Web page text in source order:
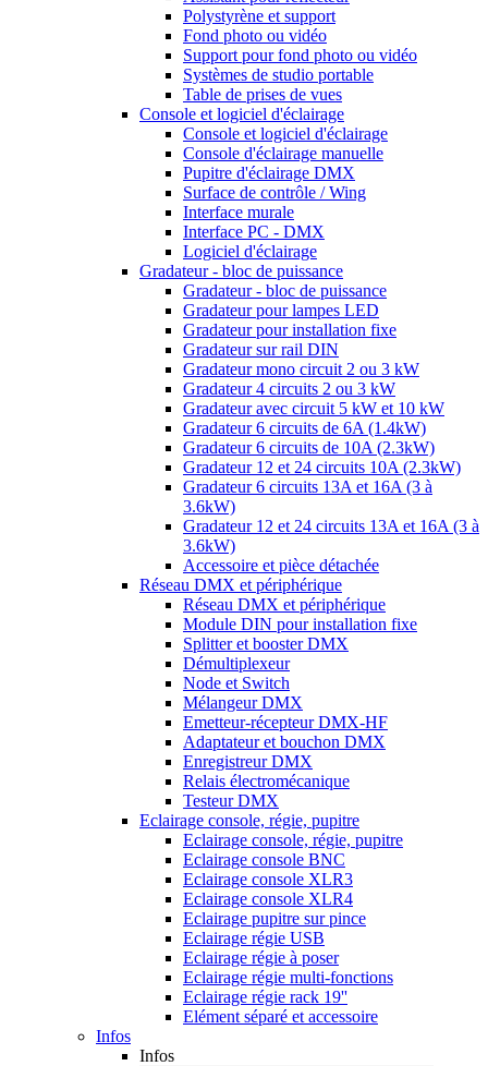
Polystyrène et support
Fond photo ou vidéo
Support pour fond photo ou vidéo
Systèmes de studio portable
Table de prises de vues
Console et logiciel d'éclairage
Console et logiciel d'éclairage
Console d'éclairage manuelle
Pupitre d'éclairage DMX
Surface de contrôle / Wing
Interface murale
Interface PC - DMX
Logiciel d'éclairage
Gradateur - bloc de puissance
Gradateur - bloc de puissance
Gradateur pour lampes LED
Gradateur pour installation fixe
Gradateur sur rail DIN
Gradateur mono circuit 2 ou 3 kW
Gradateur 4 circuits 2 ou 3 kW
Gradateur avec circuit 5 kW et 10 kW
Gradateur 6 circuits de 6A (1.4kW)
Gradateur 6 circuits de 10A (2.3kW)
Gradateur 12 et 24 circuits 10A (2.3kW)
Gradateur 6 circuits 13A et 16A (3 à
3.6kW)
Gradateur 12 et 24 circuits 13A et 16A (3 à
3.6kW)
Accessoire et pièce détachée
Réseau DMX et périphérique
Réseau DMX et périphérique
Module DIN pour installation fixe
Splitter et booster DMX
Démultiplexeur
Node et Switch
Mélangeur DMX
Emetteur-récepteur DMX-HF
Adaptateur et bouchon DMX
Enregistreur DMX
Relais électromécanique
Testeur DMX
Eclairage console, régie, pupitre
Eclairage console, régie, pupitre
Eclairage console BNC
Eclairage console XLR3
Eclairage console XLR4
Eclairage pupitre sur pince
Eclairage régie USB
Eclairage régie à poser
Eclairage régie multi-fonctions
Eclairage régie rack 19''
Elément séparé et accessoire
Infos
Infos